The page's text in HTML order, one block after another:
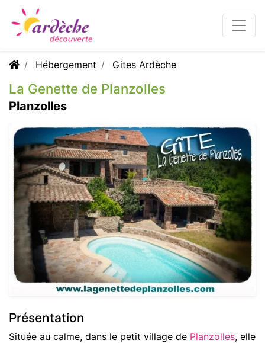
Hébergement Gites Ardèche
La Genette de Planzolles
Planzolles
Présentation
Située au calme, dans le petit village de Planzolles, elle